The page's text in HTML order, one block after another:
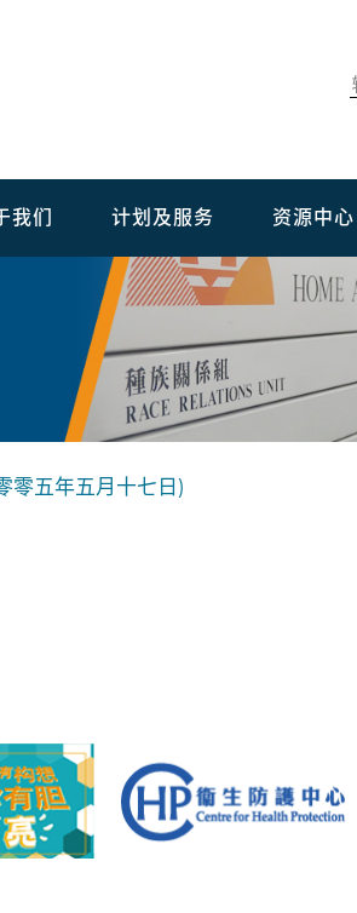
我们 计划及服务 资源中心
零五年五月十七日)